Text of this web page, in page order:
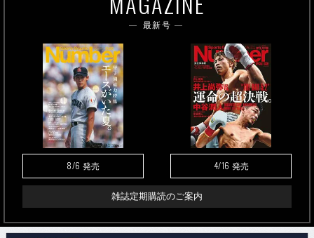
最新号
8/6 発売 4/16 発売
雑誌定期購読のご案内